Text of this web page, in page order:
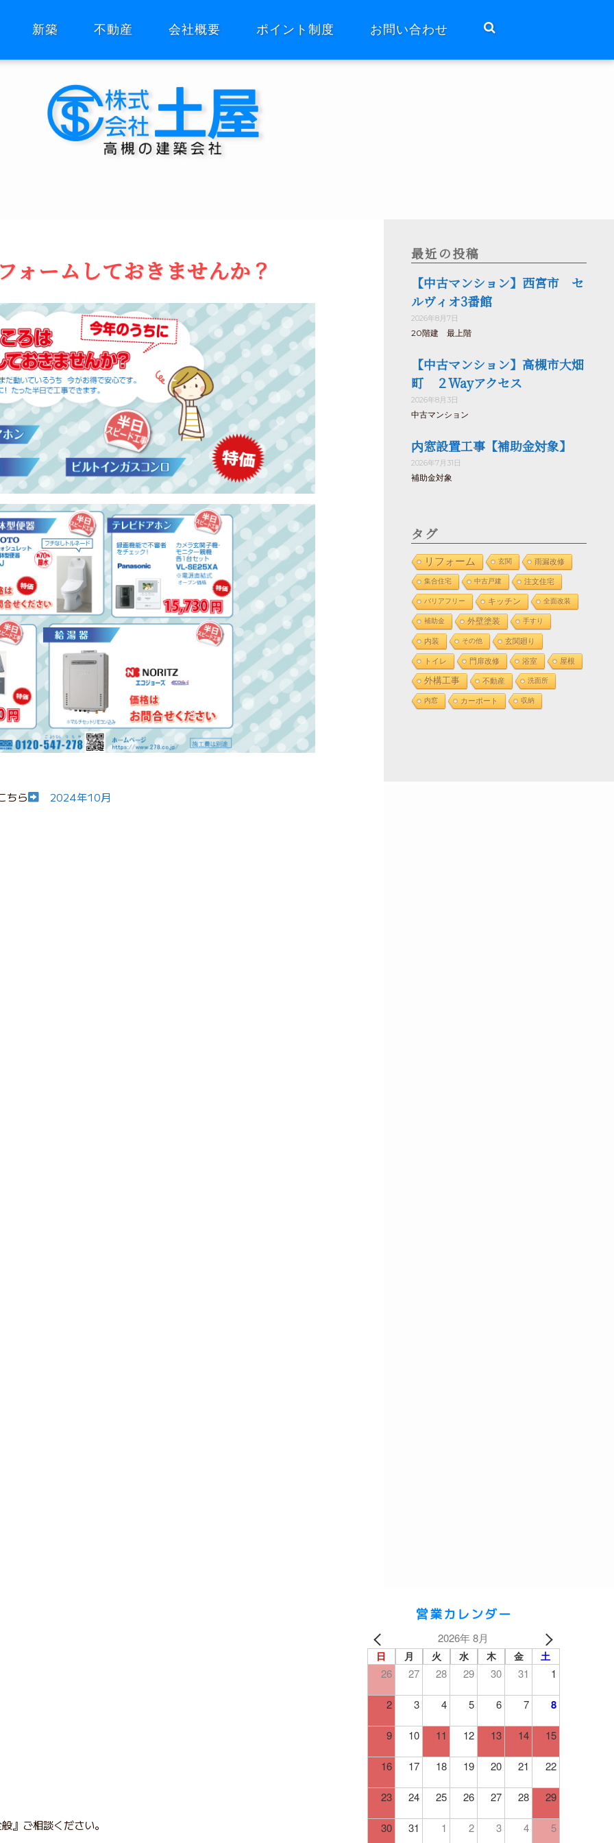
新築 不動産 会社概要 ポイント制度 お問い合わせ
ォームしておきませんか？
ちら 2024年10月
最近の投稿
【中古マンション】西宮市 セ
ルヴィオ3番館
2026年8月7日
20階建 最上階
【中古マンション】高槻市大畑
町 ２Wayアクセス
2026年8月3日
中古マンション
内窓設置工事【補助金対象】
2026年7月31日
補助金対象
タグ
リフォーム 玄関 雨漏改修
集合住宅 中古戸建 注文住宅
バリアフリー キッチン 全面改装
補助金 外壁塗装 手すり
内装 その他 玄関廻り
トイレ 門扉改修 浴室 屋根
外構工事 不動産 洗面所
内窓 カーポート 収納
』ご相談ください。
営業カレンダー
2026年 8月
日 月 火 水 木 金 土
26 27 28 29 30 31 1
2 3 4 5 6 7 8
9 10 11 12 13 14 15
16 17 18 19 20 21 22
23 24 25 26 27 28 29
30 31 1 2 3 4 5